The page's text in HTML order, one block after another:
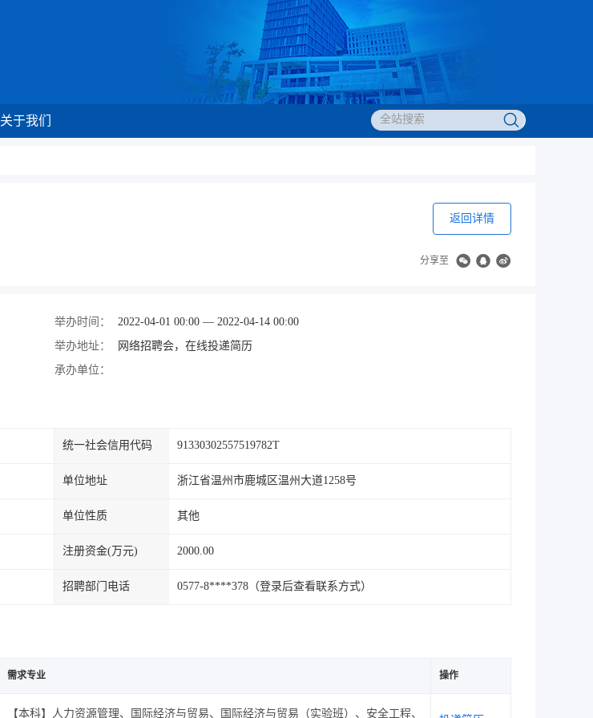
关于我们
返回详情
分享至
举办时间：
2022-04-01 00:00 — 2022-04-14 00:00
举办地址：
网络招聘会，在线投递简历
承办单位：
统一社会信用代码 91330302557519782T
单位地址 浙江省温州市鹿城区温州大道1258号
单位性质 其他
注册资金(万元) 2000.00
招聘部门电话 0577-8****378（登录后查看联系方式）
需求专业 操作
【本科】人力资源管理、国际经济与贸易、国际经济与贸易（实验班）、安全工程、